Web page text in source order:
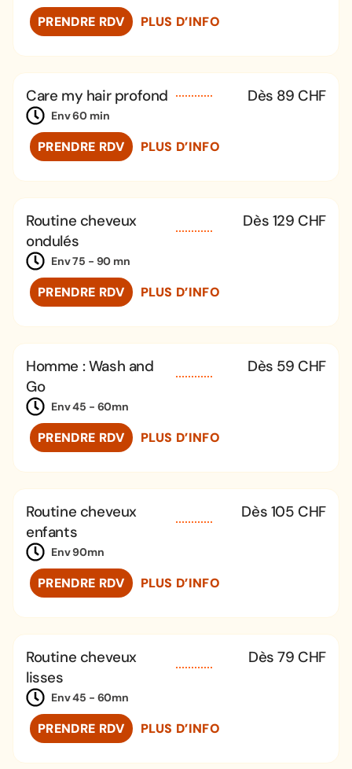
PRENDRE RDV PLUS D’INFO
Care my hair profond Dès 89 CHF
Env 60 min
PRENDRE RDV PLUS D’INFO
Routine cheveux
ondulés
Dès 129 CHF
Env 75 - 90 mn
PRENDRE RDV PLUS D’INFO
Homme : Wash and
Go
Dès 59 CHF
Env 45 - 60mn
PRENDRE RDV PLUS D’INFO
Routine cheveux
enfants
Dès 105 CHF
Env 90mn
PRENDRE RDV PLUS D’INFO
Routine cheveux
lisses
Dès 79 CHF
Env 45 - 60mn
PRENDRE RDV PLUS D’INFO